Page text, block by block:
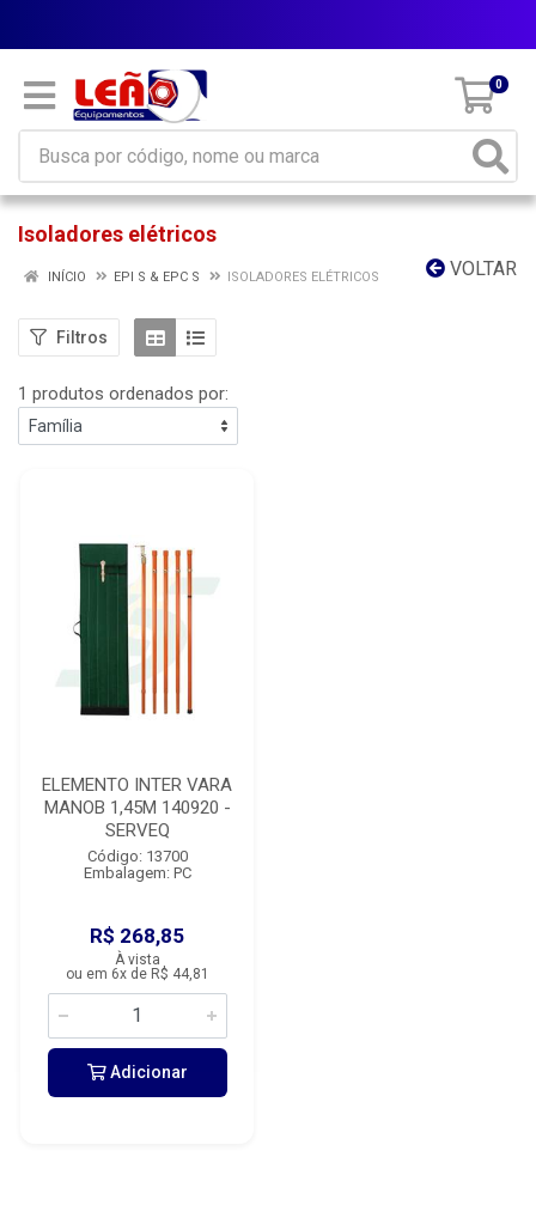
0
Isoladores elétricos
VOLTAR
INÍCIO EPI S & EPC S ISOLADORES ELÉTRICOS
Filtros
1 produtos ordenados por:
ELEMENTO INTER VARA
MANOB 1,45M 140920 -
SERVEQ
Código: 13700
Embalagem: PC
R$ 268,85
À vista
ou em 6x de R$ 44,81
Adicionar